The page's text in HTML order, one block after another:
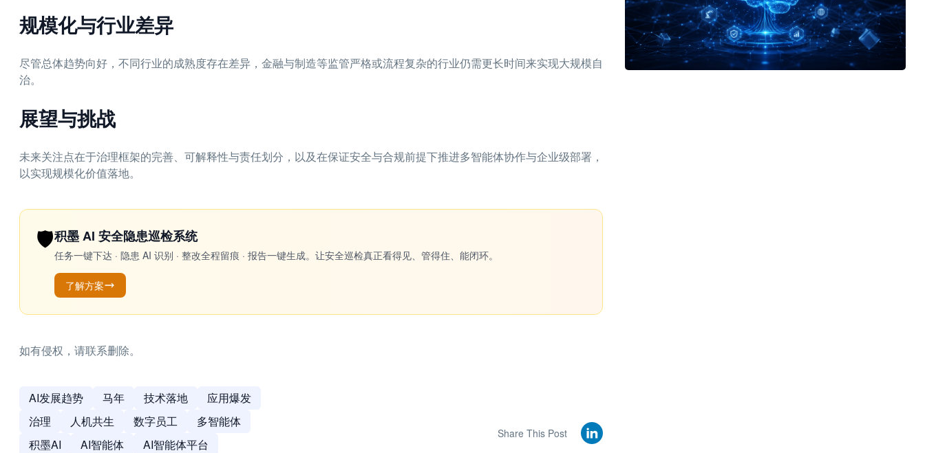
规模化与行业差异
尽管总体趋势向好，不同行业的成熟度存在差异，金融与制造等监管严格或流程复杂的行业仍需更长时间来实现大规模自
治。
展望与挑战
未来关注点在于治理框架的完善、可解释性与责任划分，以及在保证安全与合规前提下推进多智能体协作与企业级部署，
以实现规模化价值落地。
🛡️积墨 AI 安全隐患巡检系统
任务一键下达 · 隐患 AI 识别 · 整改全程留痕 · 报告一键生成。让安全巡检真正看得见、管得住、能闭环。
了解方案
如有侵权，请联系删除。
AI发展趋势 马年 技术落地
应用爆发
治理
人机共生 数字员工
多智能体
积墨AI
AI智能体
AI智能体平台
Share This Post